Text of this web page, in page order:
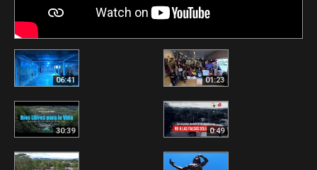
06:41 01:23
30:39 0:49